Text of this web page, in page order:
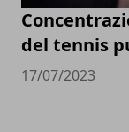
del tennis
17/07/2023